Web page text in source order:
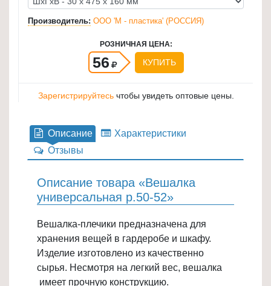
Производитель: ООО 'М - пластика' (РОССИЯ)
РОЗНИЧНАЯ ЦЕНА:
56 КУПИТЬ
Зарегистрируйтесьчтобы увидеть оптовые цены.
Описание
Характеристики
Отзывы
Описание товара «Вешалка
универсальная р.50-52»
Вешалка-плечики предназначена для
хранения вещей в гардеробе и шкафу.
Изделие изготовлено из качественно
сырья. Несмотря на легкий вес, вешалка
имеет прочную конструкцию.
для
Товары
уборки
≡
+
Товары
сада